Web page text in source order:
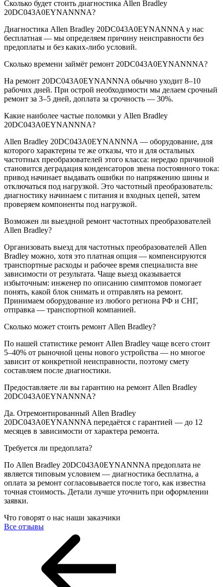
Сколько будет стоить диагностика Allen Bradley
20DC043A0EYNANNNA?
Диагностика Allen Bradley 20DC043A0EYNANNNA у нас
бесплатная — мы определяем причину неисправности без
предоплаты и без каких-либо условий.
Сколько времени займёт ремонт 20DC043A0EYNANNNA?
На ремонт 20DC043A0EYNANNNA обычно уходит 8–10
рабочих дней. При острой необходимости мы делаем срочный
ремонт за 3–5 дней, доплата за срочность — 30%.
Какие наиболее частые поломки у Allen Bradley
20DC043A0EYNANNNA?
Allen Bradley 20DC043A0EYNANNNA — оборудование, для
которого характерны те же отказы, что и для остальных
частотных преобразователей этого класса: нередко причиной
становится деградация конденсаторов звена постоянного тока:
привод начинает выдавать ошибки по напряжению шины и
отключаться под нагрузкой. Это частотный преобразователь:
диагностику начинаем с питания и входных цепей, затем
проверяем компоненты под нагрузкой.
Возможен ли выездной ремонт частотных преобразователей
Allen Bradley?
Организовать выезд для частотных преобразователей Allen
Bradley можно, хотя это платная опция — компенсируются
транспортные расходы и рабочее время специалиста вне
зависимости от результата. Чаще выезд оказывается
избыточным: инженер по описанию симптомов помогает
понять, какой блок снимать и отправлять на ремонт.
Принимаем оборудование из любого региона РФ и СНГ,
отправка — транспортной компанией.
Сколько может стоить ремонт Allen Bradley?
По нашей статистике ремонт Allen Bradley чаще всего стоит
5–40% от рыночной цены нового устройства — но многое
зависит от конкретной неисправности, поэтому смету
составляем после диагностики.
Предоставляете ли вы гарантию на ремонт Allen Bradley
20DC043A0EYNANNNA?
Да. Отремонтированный Allen Bradley
20DC043A0EYNANNNA передаётся с гарантией — до 12
месяцев в зависимости от характера ремонта.
Требуется ли предоплата?
По Allen Bradley 20DC043A0EYNANNNA предоплата не
является типовым условием — диагностика бесплатна, а
оплата за ремонт согласовывается после того, как известна
точная стоимость. Детали лучше уточнить при оформлении
заявки.
Что говорят о нас наши заказчики
Все отзывы